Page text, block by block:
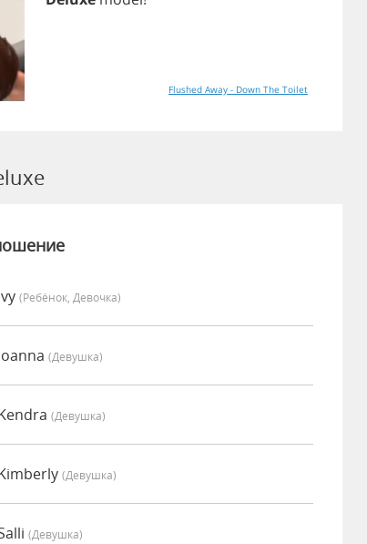
Flushed Away - Down The Toilet
(Ребёнок, Девочка)
(девушка)
(девушка)
(девушка)
(девушка)